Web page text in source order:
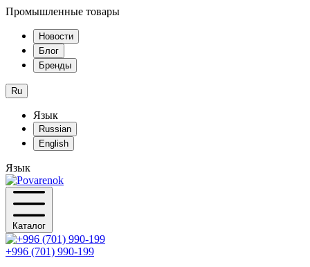
Промышленные товары
Новости
Блог
Бренды
Ru
Язык
Russian
English
Язык
Каталог
+996 (701) 990-199